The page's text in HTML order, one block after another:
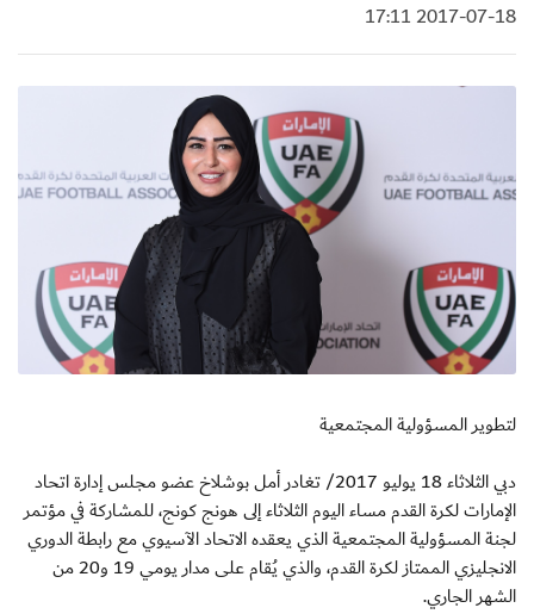
2017-07-18 17:11
لتطوير المسؤولية المجتمعية
دبي الثلاثاء 18 يوليو 2017/ تغادر أمل بوشلاخ عضو مجلس إدارة اتحاد
الإمارات لكرة القدم مساء اليوم الثلاثاء إلى هونج كونج، للمشاركة في مؤتمر
لجنة المسؤولية المجتمعية الذي يعقده الاتحاد الآسيوي مع رابطة الدوري
الانجليزي الممتاز لكرة القدم، والذي يُقام على مدار يومي 19 و20 من
الشهر الجاري.